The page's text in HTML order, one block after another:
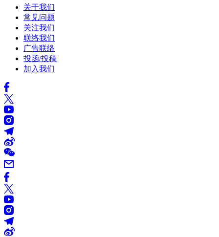
关于我们
常见问题
关注我们
联络我们
广告联络
投函/投稿
加入我们